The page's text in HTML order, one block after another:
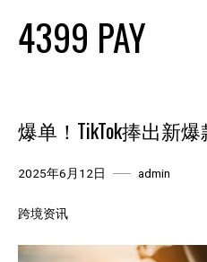
content
4399 PAY
爆单！TikTok捧出新
2025年6月12日 admin
跨境资讯